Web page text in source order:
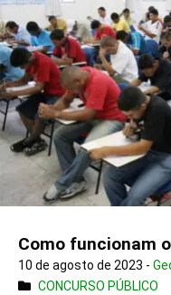
Como funcionam
10 de agosto de 2023 -
CONCURSO PÚBLICO